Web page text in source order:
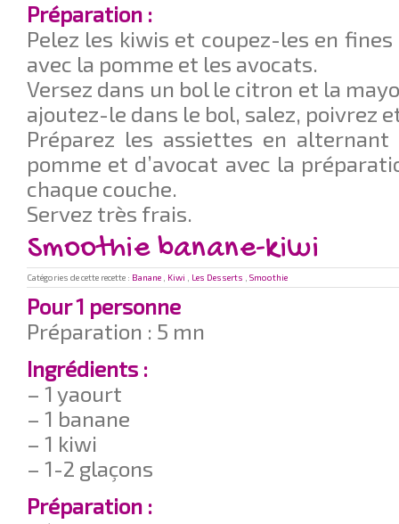
Préparation :
Pelez les kiwis et coupez-les en
avec la pomme et les avocats.
Versez dans un bol le citron et la
ajoutez-le dans le bol, salez, poivrez
Préparez les assiettes en
pomme et d’avocat avec la
chaque couche.
Servez très frais.
Smoothie banane-kiwi
Catégories de cette recette : Banane Kiwi Les Desserts Smoothie
Pour 1 personne
Préparation : 5 mn
Ingrédients :
– 1 yaourt
– 1 banane
– 1 kiwi
– 1-2 glaçons
Préparation :